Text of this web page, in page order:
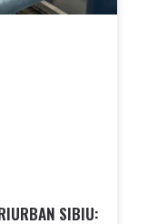
SIBIU: